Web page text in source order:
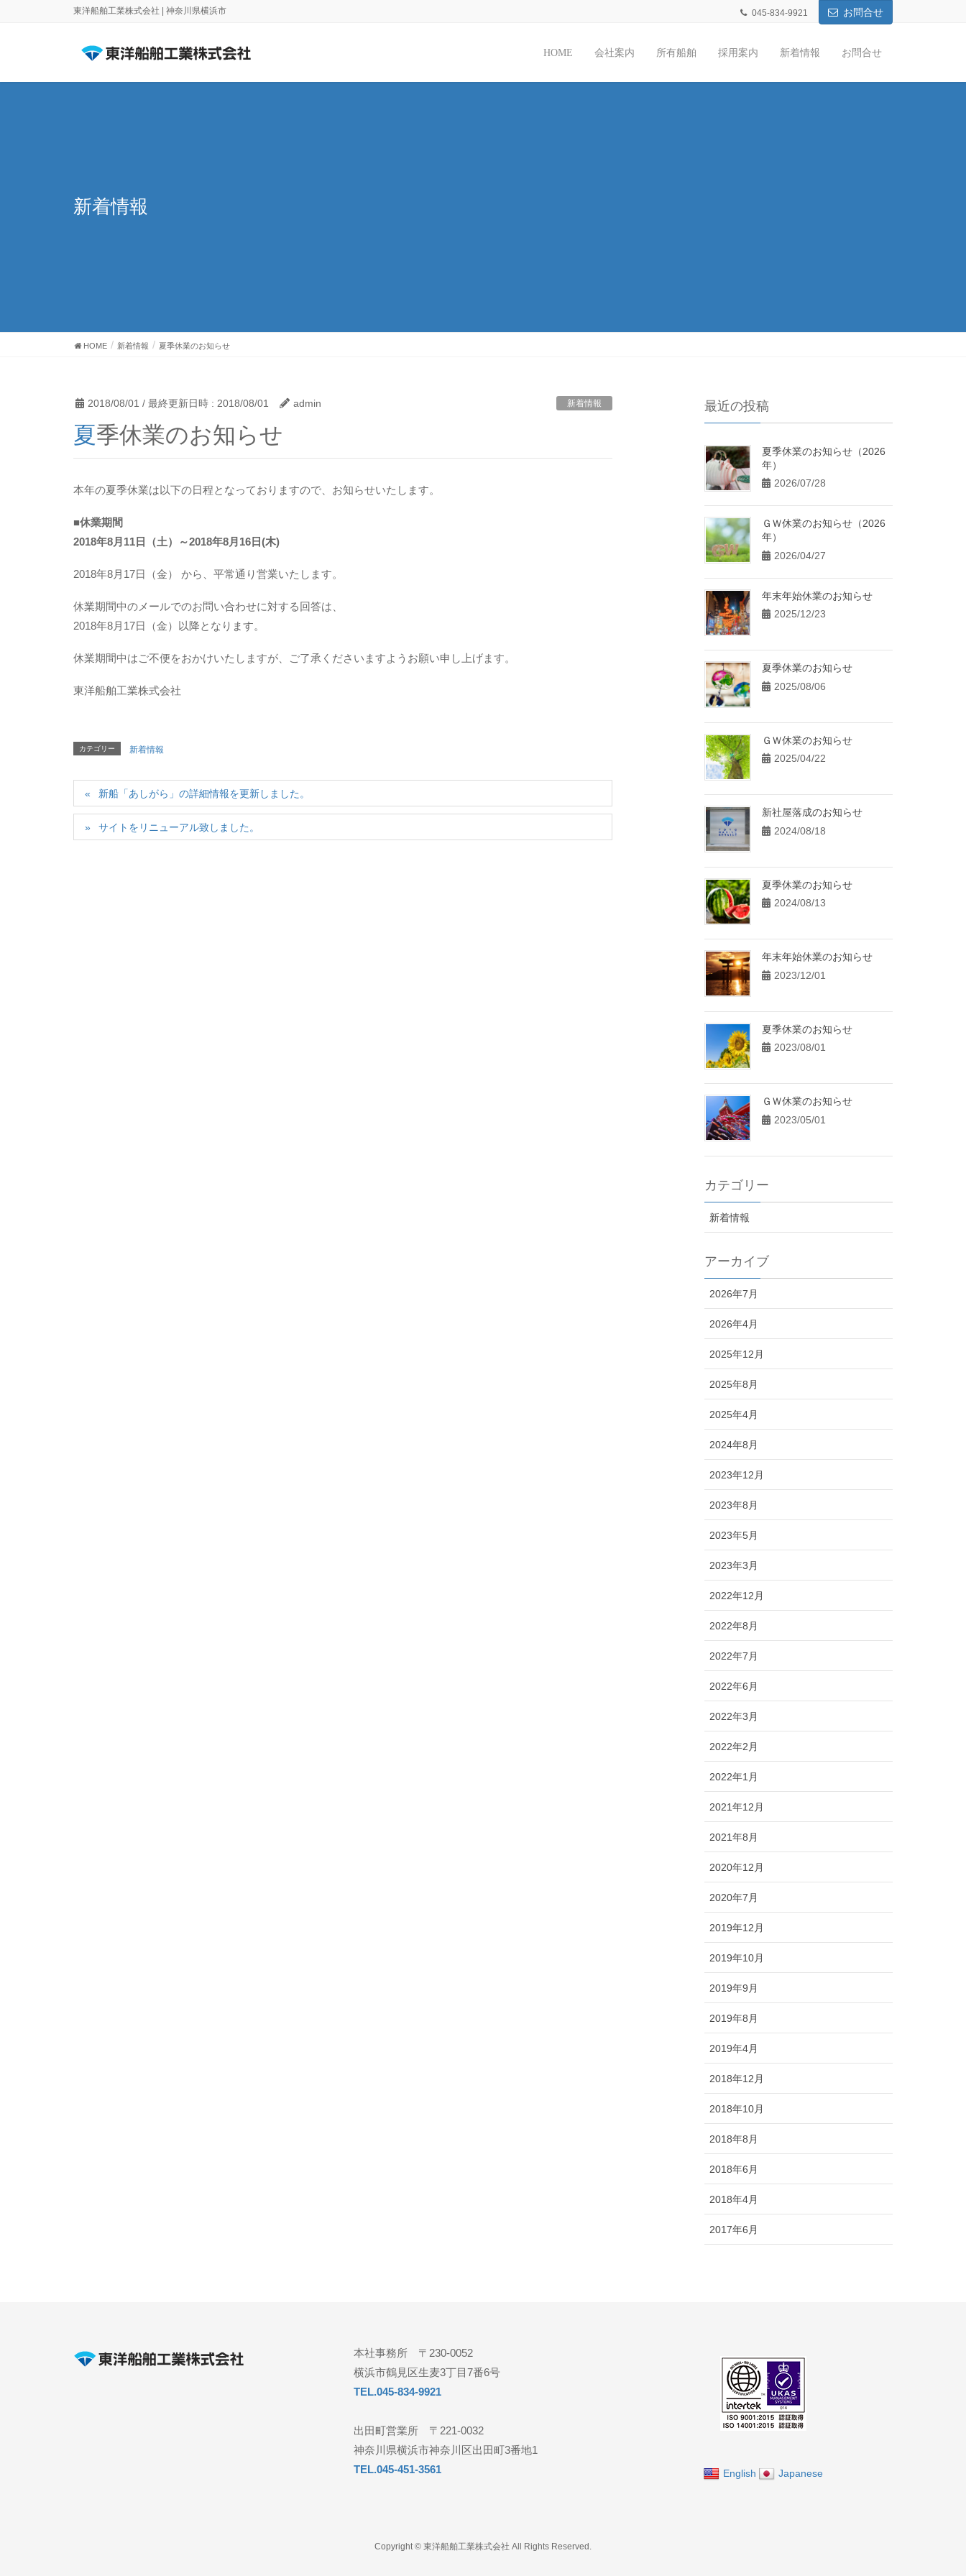
東洋船舶工業株式会社 | 神奈川県横浜市 045-834-9921 お問合せ
HOME 会社案内 所有船舶 採用案内 新着情報 お問合せ
新着情報
HOME 新着情報 夏季休業のお知らせ
2018/08/01 / 最終更新日時 : 2018/08/01 admin 新着情報
夏季休業のお知らせ
本年の夏季休業は以下の日程となっておりますので、お知らせいたします。
■休業期間
2018年8月11日（土）～2018年8月16日(木)
2018年8月17日（金） から、平常通り営業いたします。
休業期間中のメールでのお問い合わせに対する回答は、
2018年8月17日（金）以降となります。
休業期間中はご不便をおかけいたしますが、ご了承くださいますようお願い申し上げます。
東洋船舶工業株式会社
カテゴリー 新着情報
新船「あしがら」の詳細情報を更新しました。
サイトをリニューアル致しました。
最近の投稿
夏季休業のお知らせ（2026
年）
2026/07/28
ＧＷ休業のお知らせ（2026
年）
2026/04/27
年末年始休業のお知らせ
2025/12/23
夏季休業のお知らせ
2025/08/06
ＧＷ休業のお知らせ
2025/04/22
新社屋落成のお知らせ
2024/08/18
夏季休業のお知らせ
2024/08/13
年末年始休業のお知らせ
2023/12/01
夏季休業のお知らせ
2023/08/01
ＧＷ休業のお知らせ
2023/05/01
カテゴリー
新着情報
アーカイブ
2026年7月
2026年4月
2025年12月
2025年8月
2025年4月
2024年8月
2023年12月
2023年8月
2023年5月
2023年3月
2022年12月
2022年8月
2022年7月
2022年6月
2022年3月
2022年2月
2022年1月
2021年12月
2021年8月
2020年12月
2020年7月
2019年12月
2019年10月
2019年9月
2019年8月
2019年4月
2018年12月
2018年10月
2018年8月
2018年6月
2018年4月
2017年6月
本社事務所 〒230-0052
横浜市鶴見区生麦3丁目7番6号
TEL.045-834-9921
出田町営業所 〒221-0032
神奈川県横浜市神奈川区出田町3番地1
TEL.045-451-3561
English Japanese
Copyright © 東洋船舶工業株式会社 All Rights Reserved.